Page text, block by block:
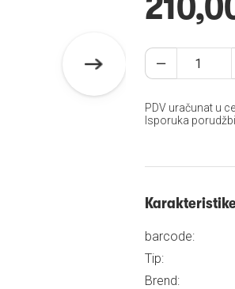
PDV uračunat u
Isporuka
barcode:
Tip:
Brend: